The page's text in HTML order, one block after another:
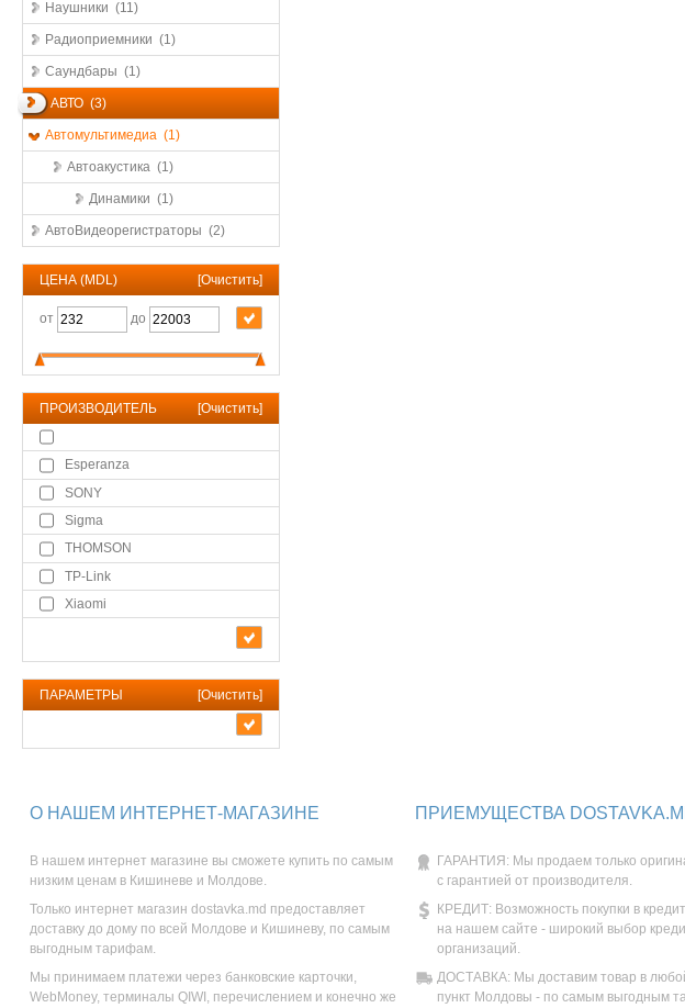
Наушники (11)
Радиоприемники (1)
Саундбары (1)
АВТО (3)
Автомультимедиа (1)
Автоакустика (1)
Динамики (1)
АвтоВидеорегистраторы (2)
ЦЕНА (MDL) [Очистить]
от до
ПРОИЗВОДИТЕЛЬ [Очистить]
Esperanza
SONY
Sigma
THOMSON
TP-Link
Xiaomi
ПАРАМЕТРЫ [Очистить]
О НАШЕМ ИНТЕРНЕТ-МАГАЗИНЕ
В нашем интернет магазине вы сможете купить по самым
низким ценам в Кишиневе и Молдове.
Только интернет магазин dostavka.md предоставляет
доставку до дому по всей Молдове и Кишиневу, по самым
выгодным тарифам.
Мы принимаем платежи через банковские карточки,
WebMoney, терминалы QIWI, перечислением и конечно же
ПРИЕМУЩЕСТВА
ГАРАНТИЯ: Мы продаем только
с гарантией от производителя.
КРЕДИТ: Возможность покупки в
на нашем сайте - широкий выбор
организаций.
ДОСТАВКА: Мы доставим товар в
пункт Молдовы - по самым выгодным